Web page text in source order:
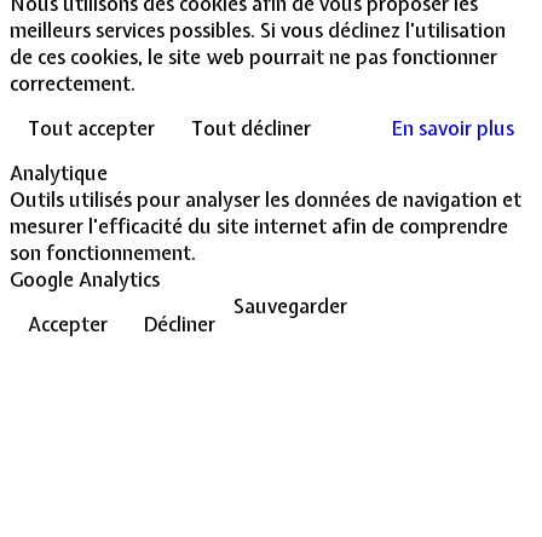
meilleurs services possibles. Si vous déclinez l'utilisation
de ces cookies, le site web pourrait ne pas fonctionner
correctement.
Tout accepter
Tout décliner
En savoir plus
Analytique
Outils utilisés pour analyser les données de navigation et
mesurer l'efficacité du site internet afin de comprendre
son fonctionnement.
Google Analytics
Accepter
Décliner
Sauvegarder